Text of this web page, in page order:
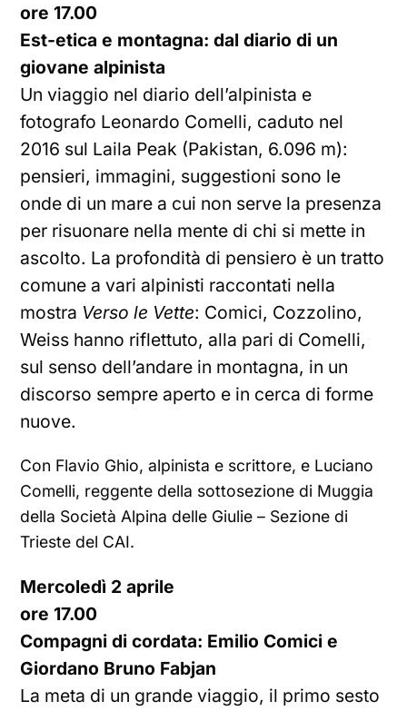
ore 17.00
Est-etica e montagna: dal diario di un
giovane alpinista
Un viaggio nel diario dell’alpinista e
fotografo Leonardo Comelli, caduto nel
2016 sul Laila Peak (Pakistan, 6.096 m):
pensieri, immagini, suggestioni sono le
onde di un mare a cui non serve la presenza
per risuonare nella mente di chi si mette in
ascolto. La profondità di pensiero è un tratto
comune a vari alpinisti raccontati nella
mostra Verso le Vette: Comici, Cozzolino,
Weiss hanno riflettuto, alla pari di Comelli,
sul senso dell’andare in montagna, in un
discorso sempre aperto e in cerca di forme
nuove.
Con Flavio Ghio, alpinista e scrittore, e Luciano
Comelli, reggente della sottosezione di Muggia
della Società Alpina delle Giulie – Sezione di
Trieste del CAI.
Mercoledì 2 aprile
ore 17.00
Compagni di cordata: Emilio Comici e
Giordano Bruno Fabjan
La meta di un grande viaggio, il primo sesto